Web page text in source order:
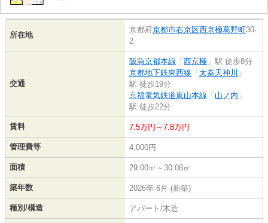
所在地
京都府京都市右京区西京極葛野町30-
2
交通
阪急京都本線 「 西京極 」駅 徒歩8分
京都地下鉄東西線 「 太秦天神川 」
駅 徒歩19分
京福電気鉄道嵐山本線 「 山ノ内 」
駅 徒歩22分
賃料 7.5万円～7.8万円
管理費等 4,000円
面積 29.00㎡～30.08㎡
築年数 2026年 6月 (新築)
種別/構造 アパート/木造